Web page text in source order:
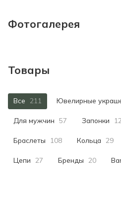
Фотогалерея
Товары
Все 211 Ювелирные
Для мужчин 57 Запонки 12
Браслеты 108 Кольца 29
Цепи 27 Бренды 20